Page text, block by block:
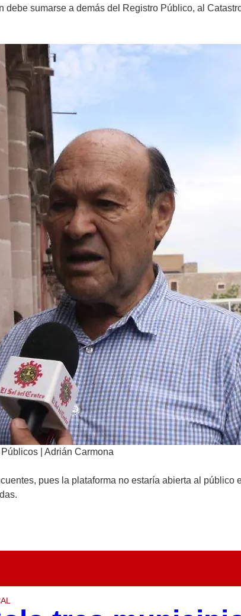
sumarse a demás del Registro Público, al
| Adrián Carmona
pues la plataforma no estaría abierta al